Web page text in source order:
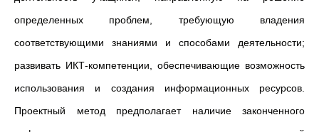
определенных проблем, требующую владения
соответствующими знаниями и способами деятельности;
развивать ИКТ-компетенции, обеспечивающие возможность
использования и создания информационных ресурсов.
Проектный метод предполагает наличие законченного